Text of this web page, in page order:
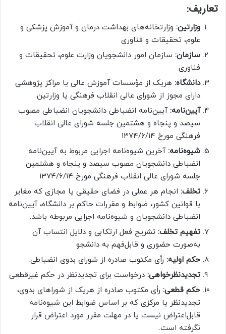
تعاریف:
وزارتین: وزارتخانه‌های بهداشت درمان و آموزش پزشکی و
علوم، تحقیقات و فناوری
سازمان: سازمان امور دانشجویان وزارت علوم، تحقیقات و
فناوری
دانشگاه: هریک از مؤسسات آموزش عالی یا مراکز پژوهشی
دارای مجوز از شورای عالی انقلاب فرهنگی یا وزارتین
آیین‌نامه:آیین‌نامه انضباطی دانشجویان انضباطی مصوب
سیصد و پنجاه و هشتمین جلسه شورای عالی انقلاب
فرهنگی مورخ ۱۳۷۴/۶/۱۴
شیوه‌نامه:آخرین شیوه‌نامه اجرایی مربوط به آیین‌نامه
انضباطی دانشجویان مصوب سیصد و پنجاه و هشتمین
جلسه شورای عالی انقلاب فرهنگی مورخ ۱۳۷۴/۶/۱۴
تخلف: انجام هر عملی در فضای حقیقی یا مجازی که مغایر
با قوانین کشور، ضوابط و مقررات حاکم بر دانشگاه، آیین‌نامه
انضباطی دانشجویان و شیوه‌نامه اجرایی مربوطه باشد.
تفهیم تخلف: تشریح فعل ارتکابی و دلایل انتساب آن
به‌صورت حضوری و قابل‌فهم به دانشجو
حکم اولیه: رأی مکتوب صادره از شورای بدوی انضباطی
تجدیدنظرخواهی: درخواست برای تجدیدنظر در حکم غیرقطعی
حکم قطعی: رأی مکتوب صادره از هریک از شوراهای بدوی،
تجدیدنظر یا مرکزی که بر اساس ضوابط این شیوه‌نامه
قابل‌اعتراض نیست یا در مهلت مقرر مورد اعتراض قرار
نگرفته است.